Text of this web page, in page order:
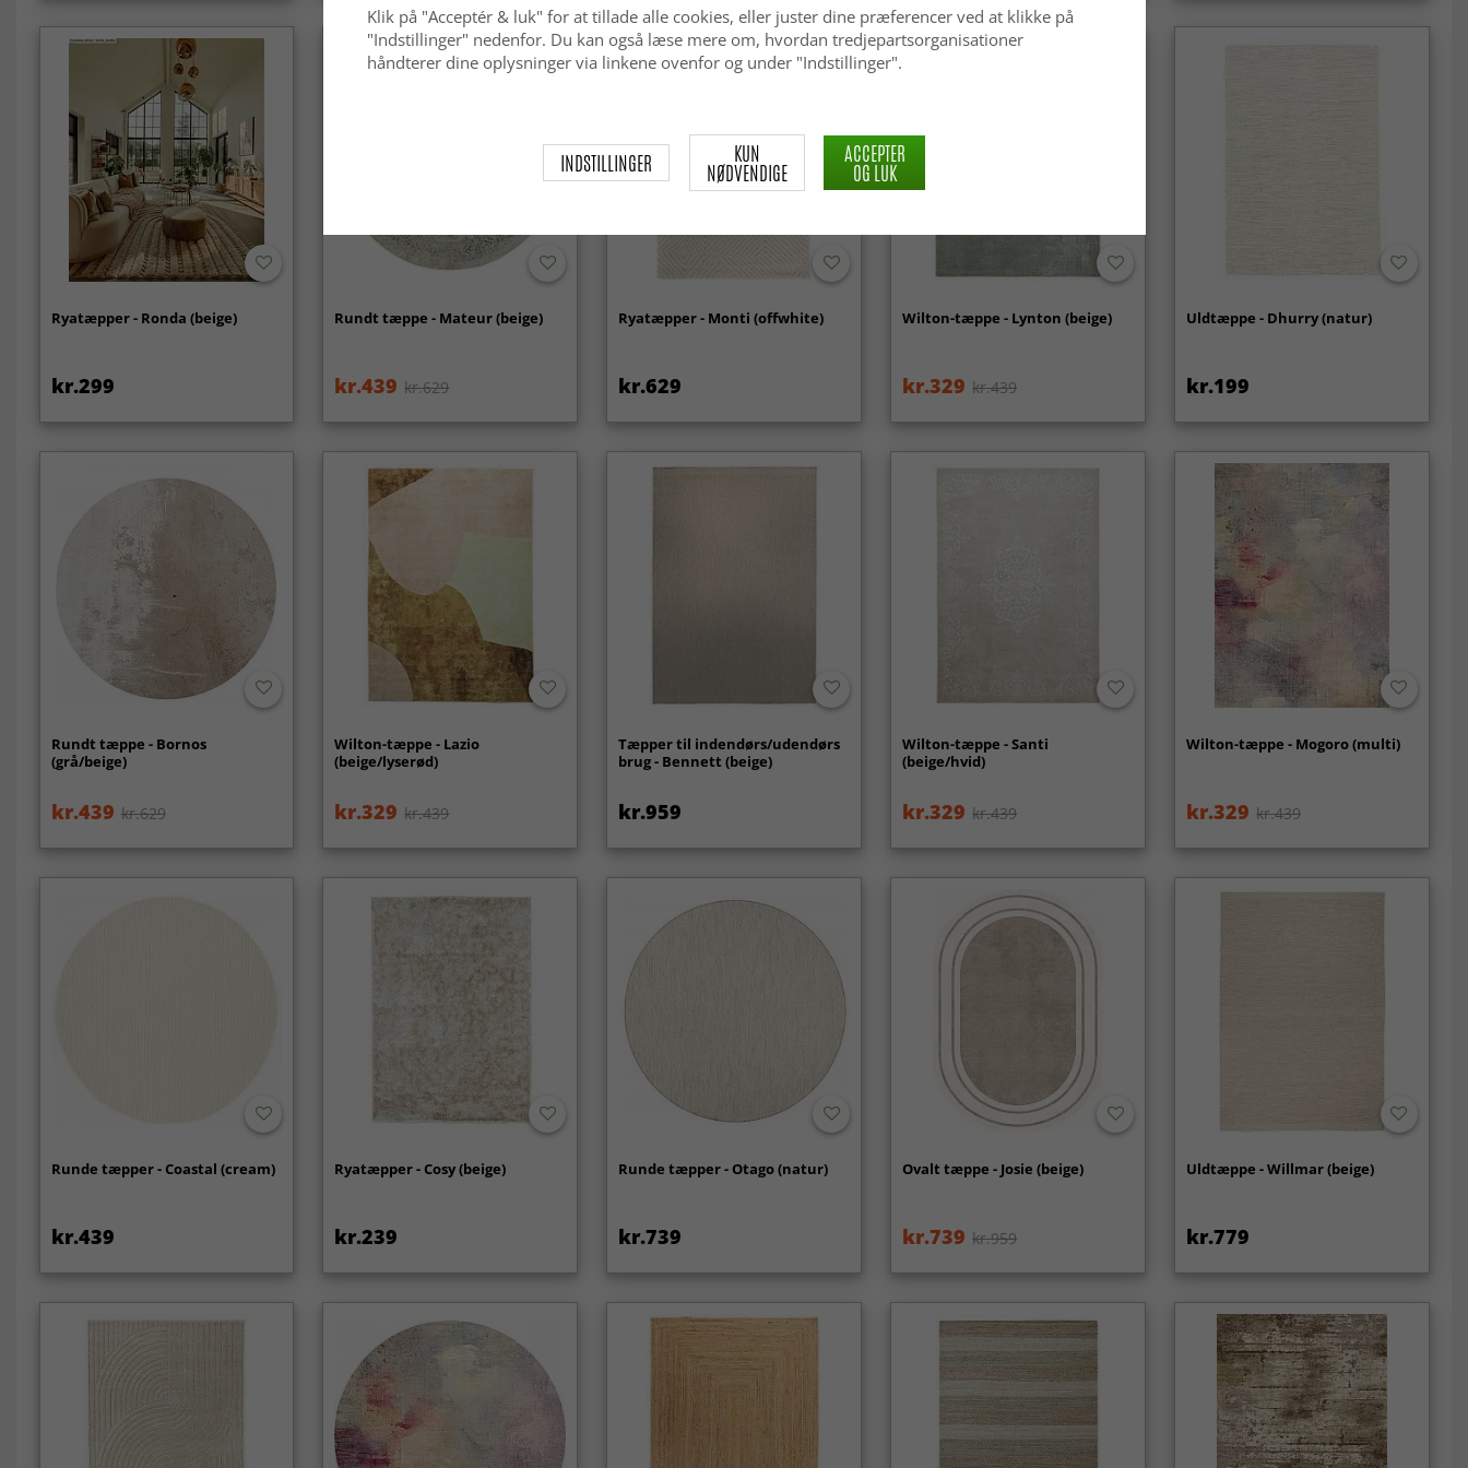
Ryatæpper - Ronda (beige)
kr.299
Rundt tæppe - Mateur (beige)
kr.439 kr.629
Ryatæpper - Monti (offwhite)
kr.629
Wilton-tæppe - Lynton (beige)
kr.329 kr.439
Uldtæppe - Dhurry (natur)
kr.199
Rundt tæppe - Bornos
(grå/beige)
kr.439 kr.629
Wilton-tæppe - Lazio
(beige/lyserød)
kr.329 kr.439
Tæpper til indendørs/udendørs
brug - Bennett (beige)
kr.959
Wilton-tæppe - Santi
(beige/hvid)
kr.329 kr.439
Wilton-tæppe - Mogoro (multi)
kr.329 kr.439
Runde tæpper - Coastal (cream)
kr.439
Ryatæpper - Cosy (beige)
kr.239
Runde tæpper - Otago (natur)
kr.739
Ovalt tæppe - Josie (beige)
kr.739 kr.959
Uldtæppe - Willmar (beige)
kr.779
Klik på "Acceptér & luk" for at tillade alle cookies, eller juster dine præferencer ved at klikke på
"Indstillinger" nedenfor. Du kan også læse mere om, hvordan tredjepartsorganisationer
håndterer dine oplysninger via linkene ovenfor og under "Indstillinger".
INDSTILLINGER KUN
NØDVENDIGE
ACCEPTER
OG LUK